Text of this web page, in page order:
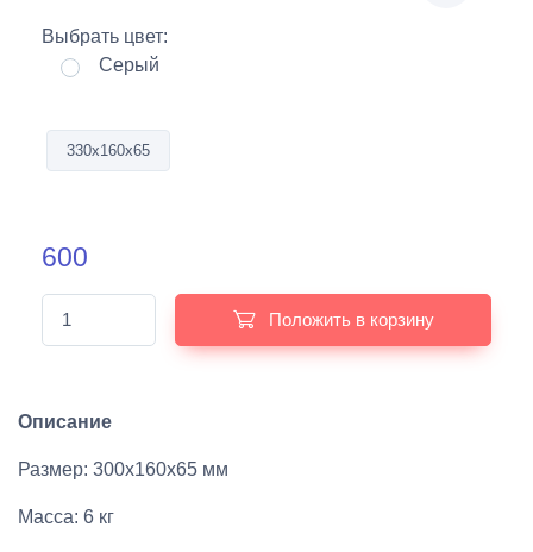
Выбрать цвет:
Серый
330х160х65
600
Положить в корзину
Описание
Размер: 300х160х65 мм
Масса: 6 кг